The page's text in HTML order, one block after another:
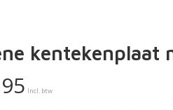
kentekenplaat
Incl. btw